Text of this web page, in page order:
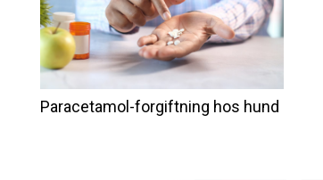
Paracetamol-forgiftning hos hund